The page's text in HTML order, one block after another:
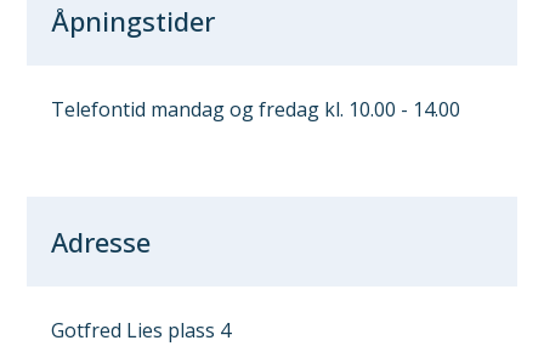
Åpningstider
Telefontid mandag og fredag kl. 10.00 - 14.00
Adresse
Gotfred Lies plass 4